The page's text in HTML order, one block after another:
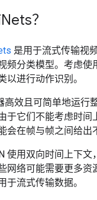
Nets？
是用于流式传输视
频分类模型。考虑使
以进行动作识别。
高效且可简单地运行
于它们不能考虑时间
会在帧与帧之间给出
使用双向时间上下文
网络可能需要更多资
于流式传输数据。